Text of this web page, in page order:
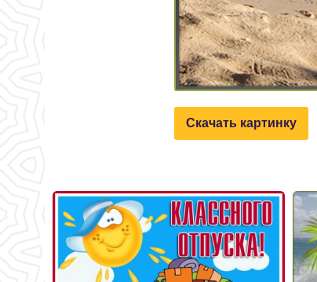
Скачать картинку